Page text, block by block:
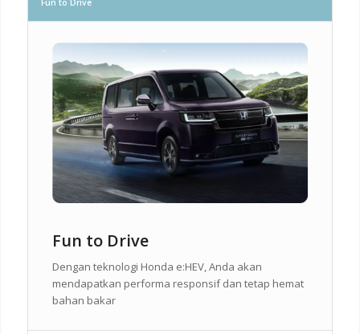
Fun to Drive
Fun to Drive
Dengan teknologi Honda e:HEV, Anda akan
mendapatkan performa responsif dan tetap hemat
bahan bakar